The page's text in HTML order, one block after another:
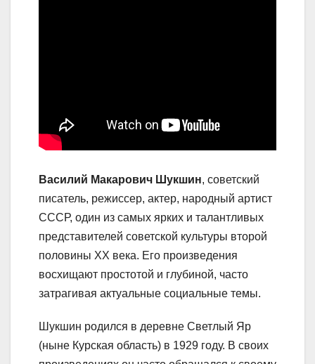
Василий Макарович Шукшин, советский
писатель, режиссер, актер, народный артист
СССР, один из самых ярких и талантливых
представителей советской культуры второй
половины XX века. Его произведения
восхищают простотой и глубиной, часто
затрагивая актуальные социальные темы.
Шукшин родился в деревне Светлый Яр
(ныне Курская область) в 1929 году. В своих